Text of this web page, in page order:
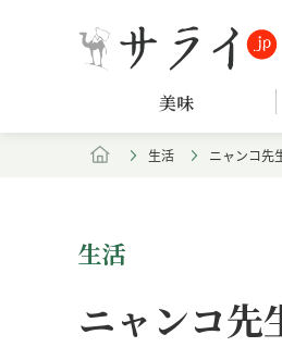
美味
生活 ニャンコ先
生活
ニャンコ先